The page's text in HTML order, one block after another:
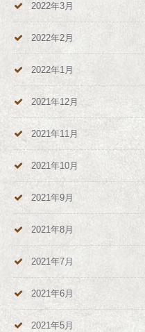
2022年3月
2022年2月
2022年1月
2021年12月
2021年11月
2021年10月
2021年9月
2021年8月
2021年7月
2021年6月
2021年5月